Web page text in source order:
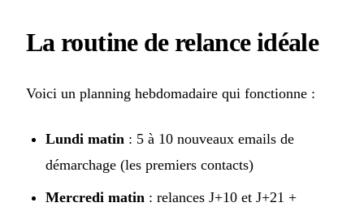
La routine de relance idéale
Voici un planning hebdomadaire qui fonctionne :
Lundi matin : 5 à 10 nouveaux emails de
démarchage (les premiers contacts)
Mercredi matin : relances J+10 et J+21 +